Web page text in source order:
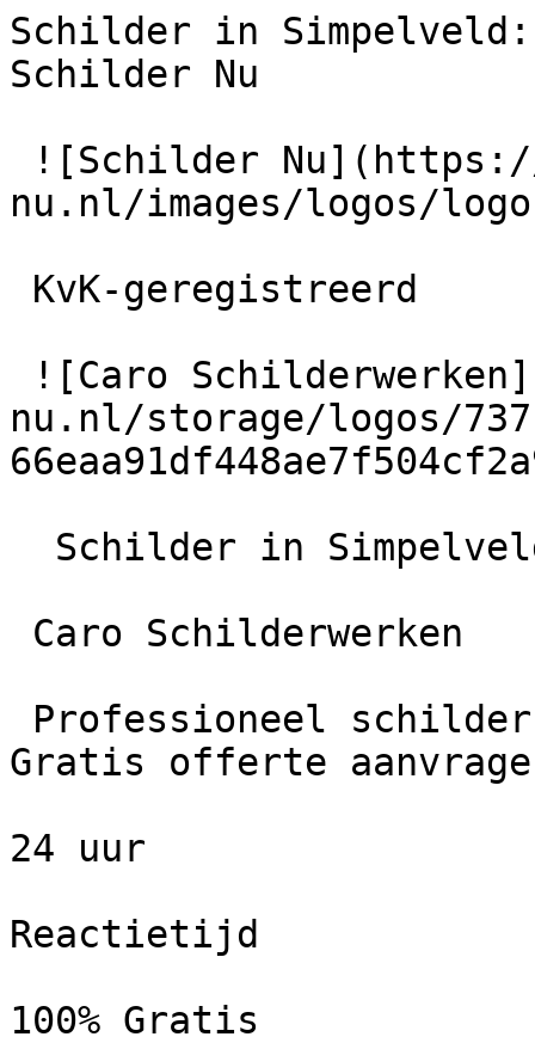
Schilder in
Schilder Nu
nu.nl/images/logos/
nu.nl/storage/logos/
Gratis offerte
24 uur
Reactietijd
100% Gratis